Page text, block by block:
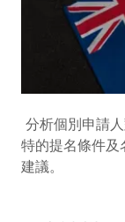
分析個別申請
特的提名條件及
建議。